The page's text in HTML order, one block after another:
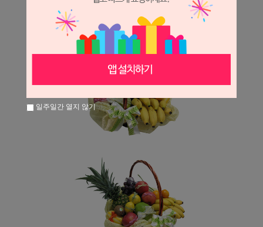
일주일간 열지 않기